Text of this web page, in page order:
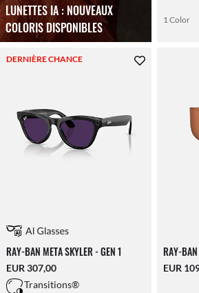
LUNETTES IA : NOUVEAUX
COLORIS DISPONIBLES
1 Color
DERNIÈRE CHANCE
RAY-BAN META SKYLER - GEN 1
EUR 307,00
Transitions®
RAY-
EUR